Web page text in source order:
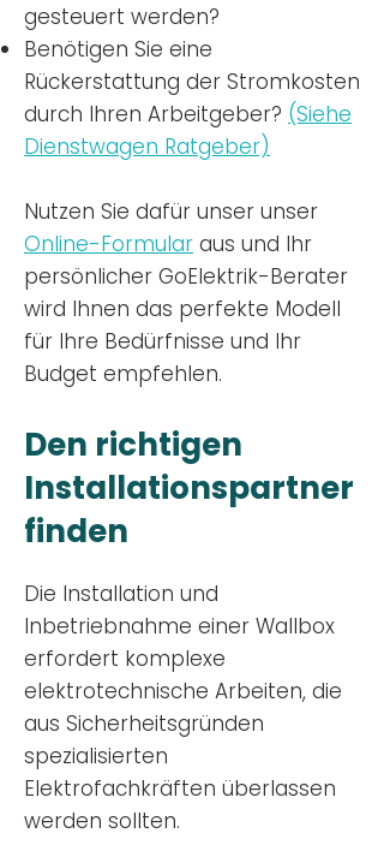
gesteuert werden?
Benötigen Sie eine
Rückerstattung der Stromkosten
durch Ihren Arbeitgeber? (Siehe
Dienstwagen Ratgeber)
Nutzen Sie dafür unser unser
Online-Formular aus und Ihr
persönlicher GoElektrik-Berater
wird Ihnen das perfekte Modell
für Ihre Bedürfnisse und Ihr
Budget empfehlen.
Den richtigen
Installationspartner
finden
Die Installation und
Inbetriebnahme einer Wallbox
erfordert komplexe
elektrotechnische Arbeiten, die
aus Sicherheitsgründen
spezialisierten
Elektrofachkräften überlassen
werden sollten.